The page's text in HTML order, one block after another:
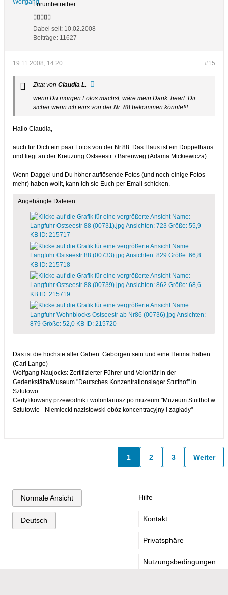
Forumbetreiber
Dabei seit: 10.02.2008
Beiträge: 11627
#15
19.11.2008, 14:20
Zitat von Claudia L.
wenn Du morgen Fotos machst, wäre mein Dank :heart: Dir
sicher wenn ich eins von der Nr. 88 bekommen könnte!!!
Hallo Claudia,
auch für Dich ein paar Fotos von der Nr.88. Das Haus ist ein Doppelhaus
und liegt an der Kreuzung Ostseestr. / Bärenweg (Adama Mickiewicza).
Wenn Daggel und Du höher auflösende Fotos (und noch einige Fotos
mehr) haben wollt, kann ich sie Euch per Email schicken.
Angehängte Dateien
Das ist die höchste aller Gaben: Geborgen sein und eine Heimat haben
(Carl Lange)
Wolfgang Naujocks: Zertifizierter Führer und Volontär in der
Gedenkstätte/Museum "Deutsches Konzentrationslager Stutthof" in
Sztutowo
Certyfikowany przewodnik i wolontariusz po muzeum "Muzeum Stutthof w
Sztutowie - Niemiecki nazistowski obóz koncentracyjny i zagłady"
1 2 3 Weiter
Normale Ansicht
Deutsch
Hilfe
Kontakt
Privatsphäre
Nutzungsbedingungen